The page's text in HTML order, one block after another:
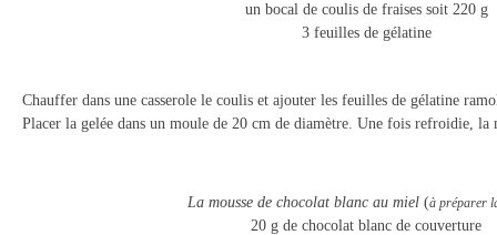
un bocal de coulis de fraises soit 220 g
3 feuilles de gélatine
Chauffer dans une casserole le coulis et ajouter les feuilles de gélatine
Placer la gelée dans un moule de 20 cm de diamètre. Une fois refroidie, la
La mousse de chocolat blanc au miel (à préparer
20 g de chocolat blanc de couverture